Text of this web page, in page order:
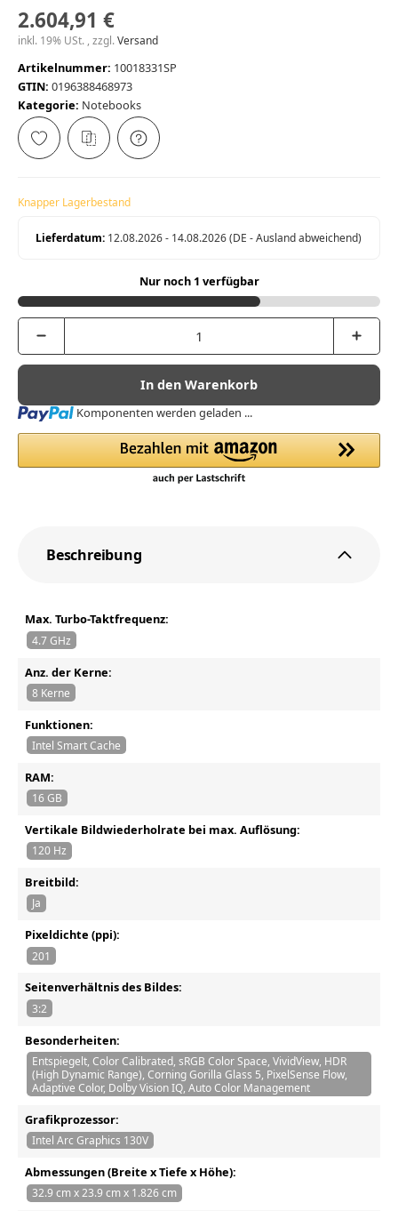
2.604,91 €
inkl. 19% USt. , zzgl.Versand
Artikelnummer: 10018331SP
GTIN: 0196388468973
Kategorie: Notebooks
Knapper Lagerbestand
Lieferdatum: 12.08.2026 - 14.08.2026(DE - Ausland abweichend)
Nur noch 1 verfügbar
In den Warenkorb
Loading... Komponenten werden geladen ...
Beschreibung
Max. Turbo-Taktfrequenz:
4.7 GHz
Anz. der Kerne:
8 Kerne
Funktionen:
Intel Smart Cache
RAM:
16 GB
Vertikale Bildwiederholrate bei max. Auflösung:
120 Hz
Breitbild:
Ja
Pixeldichte (ppi):
201
Seitenverhältnis des Bildes:
3:2
Besonderheiten:
Entspiegelt, Color Calibrated, sRGB Color Space, VividView, HDR
(High Dynamic Range), Corning Gorilla Glass 5, PixelSense Flow,
Adaptive Color, Dolby Vision IQ, Auto Color Management
Grafikprozessor:
Intel Arc Graphics 130V
Abmessungen (Breite x Tiefe x Höhe):
32.9 cm x 23.9 cm x 1.826 cm